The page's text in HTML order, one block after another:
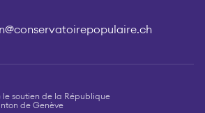
le soutien de la République
de Genève